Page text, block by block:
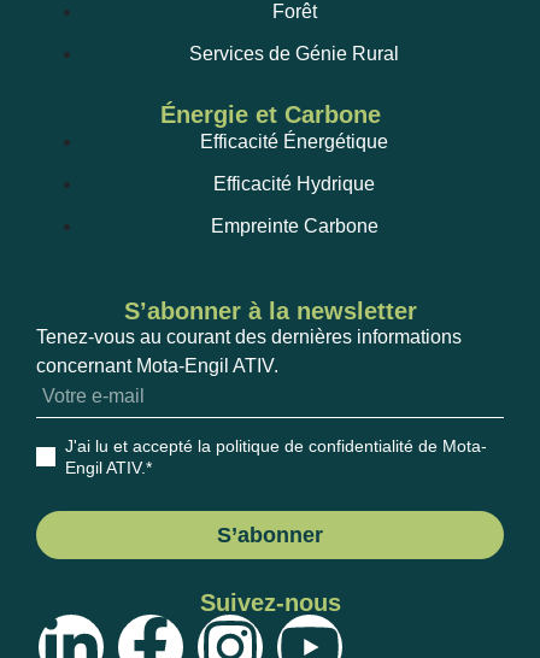
Forêt
Services de Génie Rural
Énergie et Carbone
Efficacité Énergétique
Efficacité Hydrique
Empreinte Carbone
S’abonner à la newsletter
Tenez-vous au courant des dernières informations
concernant Mota-Engil ATIV.
J'ai lu et accepté la politique de confidentialité de Mota-
Engil ATIV.*
S’abonner
Suivez-nous